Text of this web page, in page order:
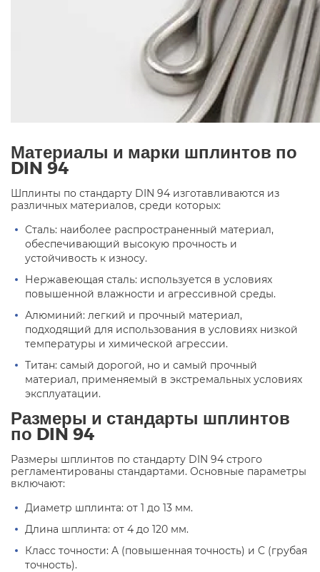
Материалы и марки шплинтов по
DIN 94
Шплинты по стандарту DIN 94 изготавливаются из
различных материалов, среди которых:
Сталь: наиболее распространенный материал,
обеспечивающий высокую прочность и
устойчивость к износу.
Нержавеющая сталь: используется в условиях
повышенной влажности и агрессивной среды.
Алюминий: легкий и прочный материал,
подходящий для использования в условиях низкой
температуры и химической агрессии.
Титан: самый дорогой, но и самый прочный
материал, применяемый в экстремальных условиях
эксплуатации.
Размеры и стандарты шплинтов
по DIN 94
Размеры шплинтов по стандарту DIN 94 строго
регламентированы стандартами. Основные параметры
включают:
Диаметр шплинта: от 1 до 13 мм.
Длина шплинта: от 4 до 120 мм.
Класс точности: A (повышенная точность) и C (грубая
точность).